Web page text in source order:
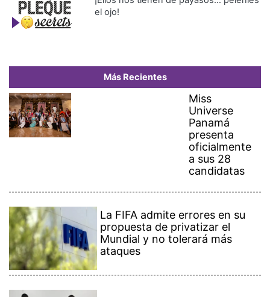
el ojo!
Más Recientes
Miss
Universe
Panamá
presenta
oficialmente
a sus 28
candidatas
La FIFA admite errores en su
propuesta de privatizar el
Mundial y no tolerará más
ataques